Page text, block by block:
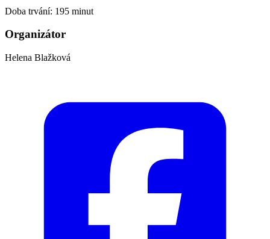
Doba trvání: 195 minut
Organizátor
Helena Blažková